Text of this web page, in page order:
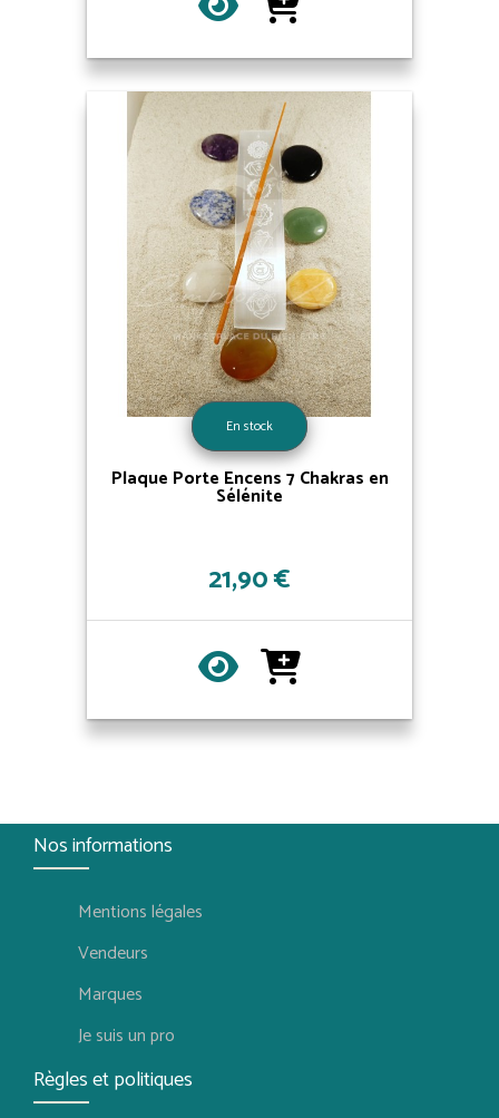
En stock
Plaque Porte Encens 7 Chakras en
Sélénite
21,90 €
Nos informations
Mentions légales
Vendeurs
Marques
Je suis un pro
Règles et politiques